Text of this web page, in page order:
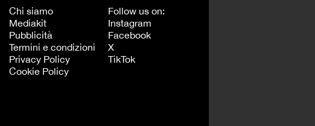
Chi siamo
Mediakit
Pubblicità
Termini e condizioni
Privacy Policy
Cookie Policy
Follow us on:
Instagram
Facebook
X
TikTok